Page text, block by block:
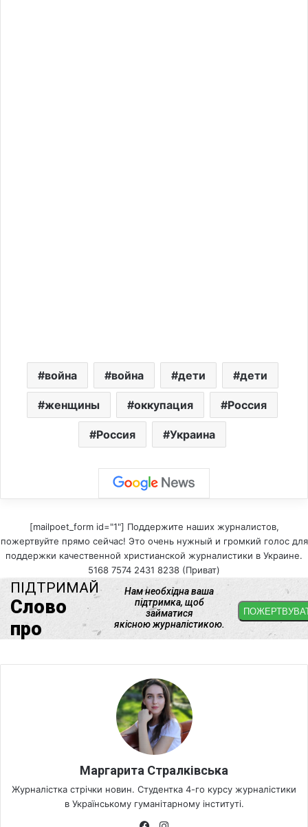
война война дети дети
женщины оккупация Россия
Россия Украина
[mailpoet_form id="1"] Поддержите наших журналистов,
пожертвуйте прямо сейчас! Это очень нужный и громкий голос для
поддержки качественной христианской журналистики в Украине.
5168 7574 2431 8238 (Приват)
Маргарита Стралківська
Журналістка стрічки новин. Студентка 4-го курсу журналістики
в Українському гуманітарному інституті.